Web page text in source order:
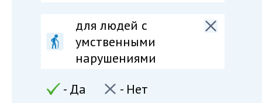
для людей c
умственными
нарушениями
- Да
- Нет